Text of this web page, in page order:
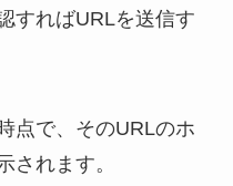
すればURLを送信す
点で、そのURLのホ
されます。